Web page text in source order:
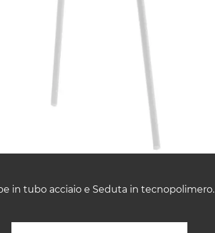
in tubo acciaio e Seduta in tecnopolimero.